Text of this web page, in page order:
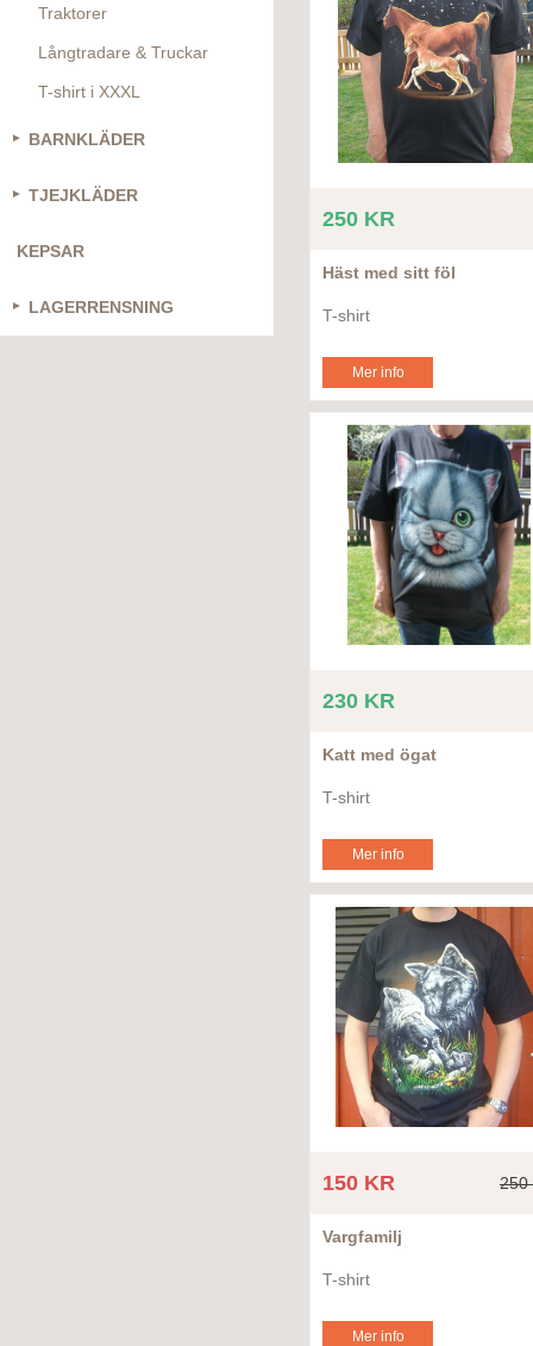
Traktorer
Långtradare & Truckar
T-shirt i XXXL
BARNKLÄDER
TJEJKLÄDER
KEPSAR
LAGERRENSNING
250 KR
Häst med sitt föl
T-shirt
Mer info
230 KR
Katt med ögat
T-shirt
Mer info
150 KR 250
Vargfamilj
T-shirt
Mer info